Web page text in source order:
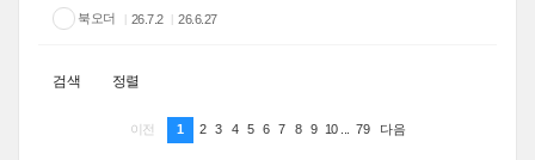
북오더
26.7.2 26.6.27
검색 정렬
이전 1 2 3 4 5 6 7 8 9 10 79 다음